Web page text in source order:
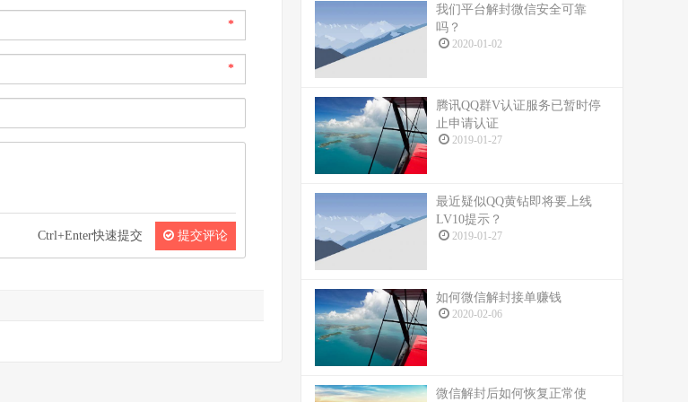
*
*
Ctrl+Enter快速提交 提交评论
我们平台解封微信安全可靠
吗？
2020-01-02
腾讯QQ群V认证服务已暂时停
止申请认证
2019-01-27
最近疑似QQ黄钻即将要上线
LV10提示？
2019-01-27
如何微信解封接单赚钱
2020-02-06
微信解封后如何恢复正常使